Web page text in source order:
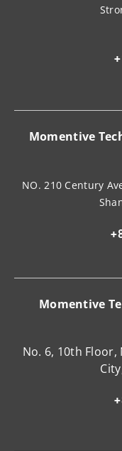
Momentive
NO. 210 Century
Momentive
No. 6, 10th Floor,